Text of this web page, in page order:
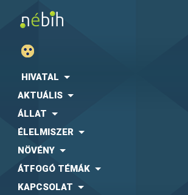
HIVATAL
AKTUÁLIS
ÁLLAT
ÉLELMISZER
NÖVÉNY
ÁTFOGÓ TÉMÁK
KAPCSOLAT